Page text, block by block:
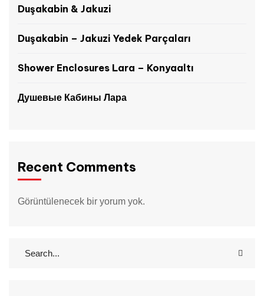
Duşakabin & Jakuzi
Duşakabin – Jakuzi Yedek Parçaları
Shower Enclosures Lara – Konyaaltı
Душевые Кабины Лара
Recent Comments
Görüntülenecek bir yorum yok.